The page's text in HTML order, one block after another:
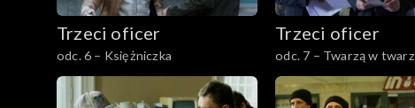
Trzeci oficer
odc. 6 – Księżniczka
Trzeci oficer
odc. 7 – Twarzą w twarz